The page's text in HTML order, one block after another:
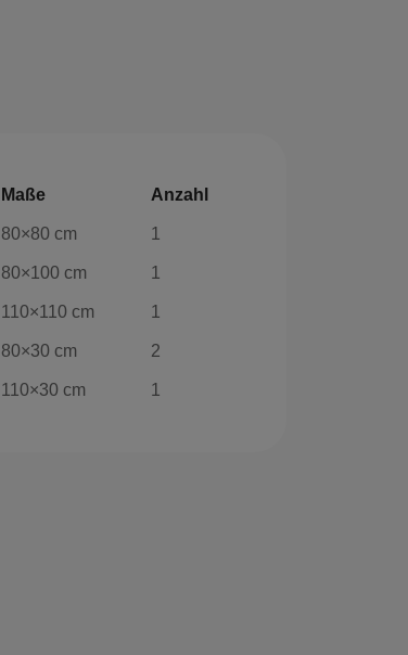
Maße Anzahl
80×80 cm 1
80×100 cm 1
110×110 cm 1
80×30 cm 2
110×30 cm 1